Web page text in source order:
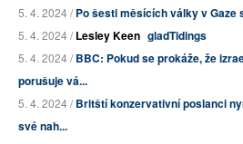
5. 4. 2024 /Po šesti měsících války v Gaze
5. 4. 2024 /Lesley Keen gladTidings
5. 4. 2024 /BBC: Pokud se prokáže, že
porušuje vá...
5. 4. 2024 /Britští konzervativní poslanci
své nah...